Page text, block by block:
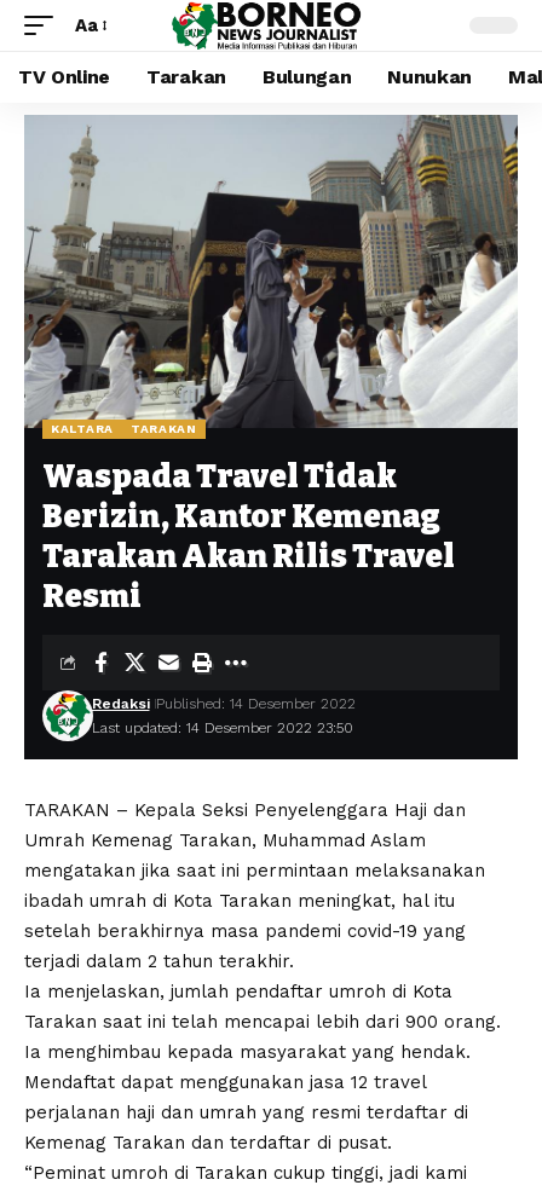
Aa
TV Online Tarakan Bulungan Nunukan
KALTARA TARAKAN
Waspada Travel Tidak
Berizin, Kantor Kemenag
Tarakan Akan Rilis Travel
Resmi
Last updated: 14 Desember 2022 23:50
Redaksi Published: 14 Desember 2022
TARAKAN – Kepala Seksi Penyelenggara Haji dan
Umrah Kemenag Tarakan, Muhammad Aslam
mengatakan jika saat ini permintaan melaksanakan
ibadah umrah di Kota Tarakan meningkat, hal itu
setelah berakhirnya masa pandemi covid-19 yang
terjadi dalam 2 tahun terakhir.
Ia menjelaskan, jumlah pendaftar umroh di Kota
Tarakan saat ini telah mencapai lebih dari 900 orang.
Ia menghimbau kepada masyarakat yang hendak.
Mendaftat dapat menggunakan jasa 12 travel
perjalanan haji dan umrah yang resmi terdaftar di
Kemenag Tarakan dan terdaftar di pusat.
“Peminat umroh di Tarakan cukup tinggi, jadi kami